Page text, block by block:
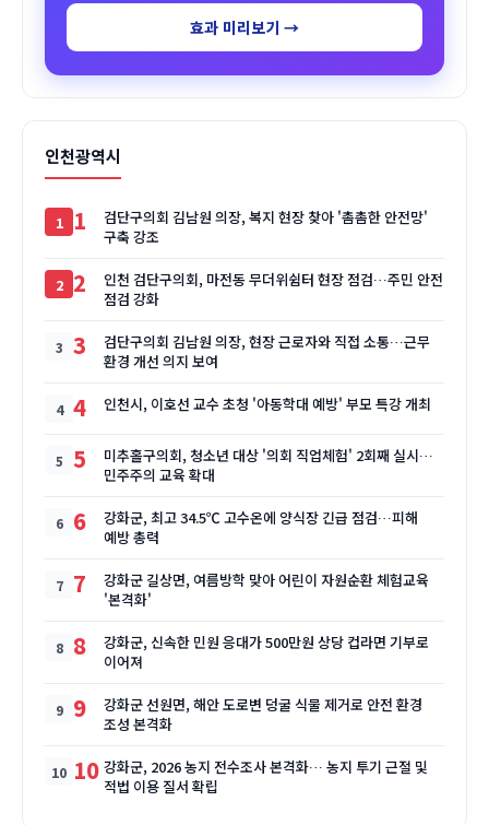
효과 미리보기 →
인천광역시
1
검단구의회 김남원 의장, 복지 현장 찾아 '촘촘한 안전망'
구축 강조
2
인천 검단구의회, 마전동 무더위쉼터 현장 점검…주민 안전
점검 강화
3
검단구의회 김남원 의장, 현장 근로자와 직접 소통…근무
환경 개선 의지 보여
4 인천시, 이호선 교수 초청 '아동학대 예방' 부모 특강 개최
5
미추홀구의회, 청소년 대상 '의회 직업체험' 2회째 실시…
민주주의 교육 확대
6
강화군, 최고 34.5℃ 고수온에 양식장 긴급 점검…피해
예방 총력
7
강화군 길상면, 여름방학 맞아 어린이 자원순환 체험교육
'본격화'
8
강화군, 신속한 민원 응대가 500만원 상당 컵라면 기부로
이어져
9
강화군 선원면, 해안 도로변 덩굴 식물 제거로 안전 환경
조성 본격화
10 강화군, 2026 농지 전수조사 본격화… 농지 투기 근절 및
적법 이용 질서 확립